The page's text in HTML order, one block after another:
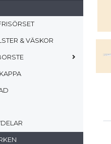
& VÄSKOR